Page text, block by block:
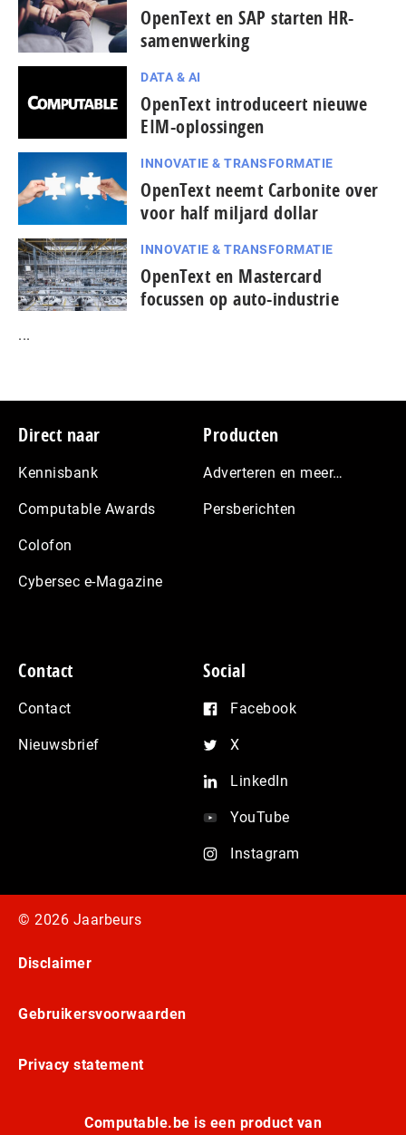
OpenText en SAP starten HR-
samenwerking
DATA & AI
OpenText introduceert nieuwe
EIM-oplossingen
INNOVATIE & TRANSFORMATIE
OpenText neemt Carbonite over
voor half miljard dollar
INNOVATIE & TRANSFORMATIE
OpenText en Mastercard
focussen op auto-industrie
...
Footer
Direct naar
Kennisbank
Computable Awards
Colofon
Cybersec e-Magazine
Producten
Adverteren en meer…
Persberichten
Contact
Contact
Nieuwsbrief
Social
Facebook
X
LinkedIn
YouTube
Instagram
© 2026 Jaarbeurs
Disclaimer
Gebruikersvoorwaarden
Privacy statement
Computable.be is een product van